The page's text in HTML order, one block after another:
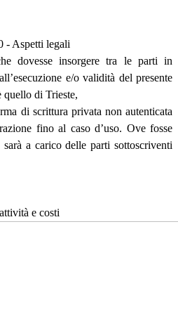
- Aspetti legali
dovesse insorgere tra le parti in
e/o validità del presente
quello di Trieste,
di scrittura privata non autenticata
fino al caso d’uso. Ove fosse
a carico delle parti sottoscriventi
e costi